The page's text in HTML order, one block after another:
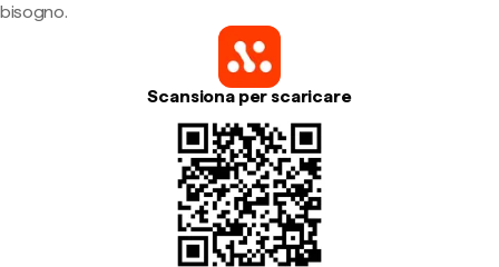
bisogno.
Scansiona per scaricare